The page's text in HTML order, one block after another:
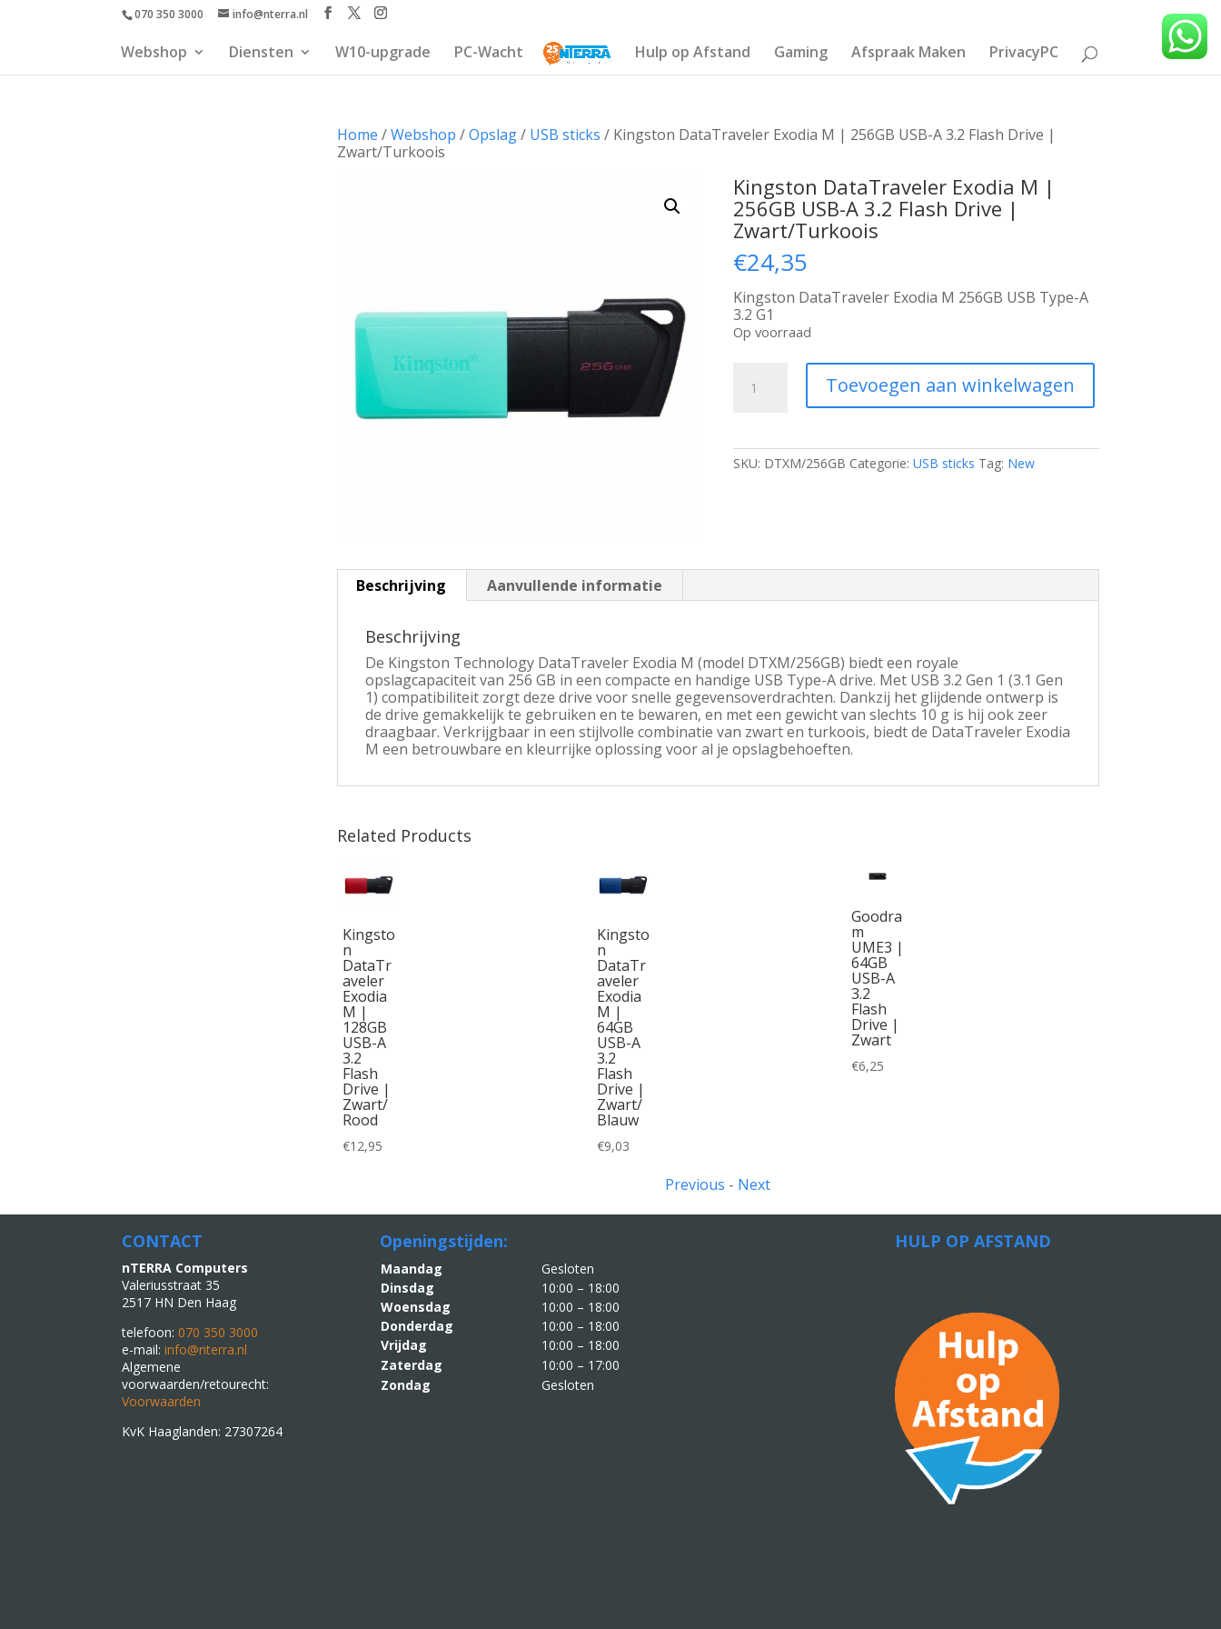
070 350 3000 info@nterra.nl
Webshop Diensten W10-upgrade PC-Wacht Hulp op Afstand Gaming Afspraak Maken PrivacyPC
Home /Webshop /Opslag/ USB sticks / Kingston DataTraveler Exodia M | 256GB USB-A 3.2 Flash Drive |
Zwart/Turkoois
Kingston DataTraveler Exodia M |
256GB USB-A 3.2 Flash Drive |
Zwart/Turkoois
€24,35
Kingston DataTraveler Exodia M 256GB USB Type-A
3.2 G1
Op voorraad
DataTraveler
256GB
USB-
Toevoegen aan winkelwagen
SKU: DTXM/256GB Categorie:USB sticks Tag: New
Beschrijving Aanvullende informatie
Beschrijving
De Kingston Technology DataTraveler Exodia M (model DTXM/256GB) biedt een royale
opslagcapaciteit van 256 GB in een compacte en handige USB Type-A drive. Met USB 3.2 Gen 1 (3.1 Gen
1) compatibiliteit zorgt deze drive voor snelle gegevensoverdrachten. Dankzij het glijdende ontwerp is
de drive gemakkelijk te gebruiken en te bewaren, en met een gewicht van slechts 10 g is hij ook zeer
draagbaar. Verkrijgbaar in een stijlvolle combinatie van zwart en turkoois, biedt de DataTraveler Exodia
M een betrouwbare en kleurrijke oplossing voor al je opslagbehoeften.
Related Products
Kingsto
n
DataTr
aveler
Exodia
M |
128GB
USB-A
3.2
Flash
Drive |
Zwart/
Rood
€12,95
Kingsto
n
DataTr
aveler
Exodia
M |
64GB
USB-A
3.2
Flash
Drive |
Zwart/
Blauw
€9,03
Goodra
m
UME3 |
64GB
USB-A
3.2
Flash
Drive |
Zwart
€6,25
Previous - Next
CONTACT
nTERRA Computers
Valeriusstraat 35
2517 HN Den Haag
telefoon:070 350 3000
e-mail:info@nterra.nl
Algemene
voorwaarden/retourecht:
Voorwaarden
KvK Haaglanden: 27307264
Openingstijden:
Maandag
Gesloten
Dinsdag
10:00 – 18:00
Woensdag
10:00 – 18:00
Donderdag
10:00 – 18:00
Vrijdag
10:00 – 18:00
Zaterdag
10:00 – 17:00
Zondag
Gesloten
HULP OP AFSTAND